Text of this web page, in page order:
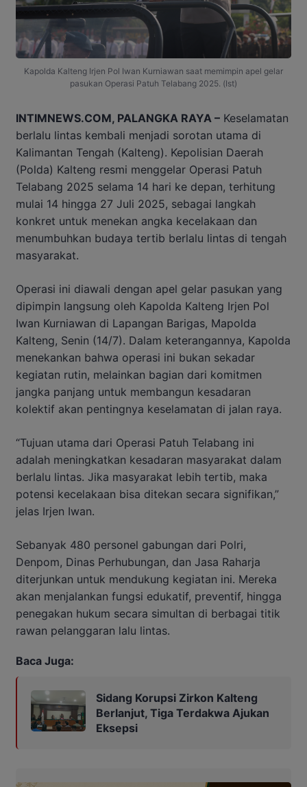
Kapolda Kalteng Irjen Pol Iwan Kurniawan saat memimpin apel gelar
pasukan Operasi Patuh Telabang 2025. (Ist)
INTIMNEWS.COM, PALANGKA RAYA – Keselamatan
berlalu lintas kembali menjadi sorotan utama di
Kalimantan Tengah (Kalteng). Kepolisian Daerah
(Polda) Kalteng resmi menggelar Operasi Patuh
Telabang 2025 selama 14 hari ke depan, terhitung
mulai 14 hingga 27 Juli 2025, sebagai langkah
konkret untuk menekan angka kecelakaan dan
menumbuhkan budaya tertib berlalu lintas di tengah
masyarakat.
Operasi ini diawali dengan apel gelar pasukan yang
dipimpin langsung oleh Kapolda Kalteng Irjen Pol
Iwan Kurniawan di Lapangan Barigas, Mapolda
Kalteng, Senin (14/7). Dalam keterangannya, Kapolda
menekankan bahwa operasi ini bukan sekadar
kegiatan rutin, melainkan bagian dari komitmen
jangka panjang untuk membangun kesadaran
kolektif akan pentingnya keselamatan di jalan raya.
“Tujuan utama dari Operasi Patuh Telabang ini
adalah meningkatkan kesadaran masyarakat dalam
berlalu lintas. Jika masyarakat lebih tertib, maka
potensi kecelakaan bisa ditekan secara signifikan,”
jelas Irjen Iwan.
Sebanyak 480 personel gabungan dari Polri,
Denpom, Dinas Perhubungan, dan Jasa Raharja
diterjunkan untuk mendukung kegiatan ini. Mereka
akan menjalankan fungsi edukatif, preventif, hingga
penegakan hukum secara simultan di berbagai titik
rawan pelanggaran lalu lintas.
Baca Juga:
Sidang Korupsi Zirkon Kalteng
Berlanjut, Tiga Terdakwa Ajukan
Eksepsi